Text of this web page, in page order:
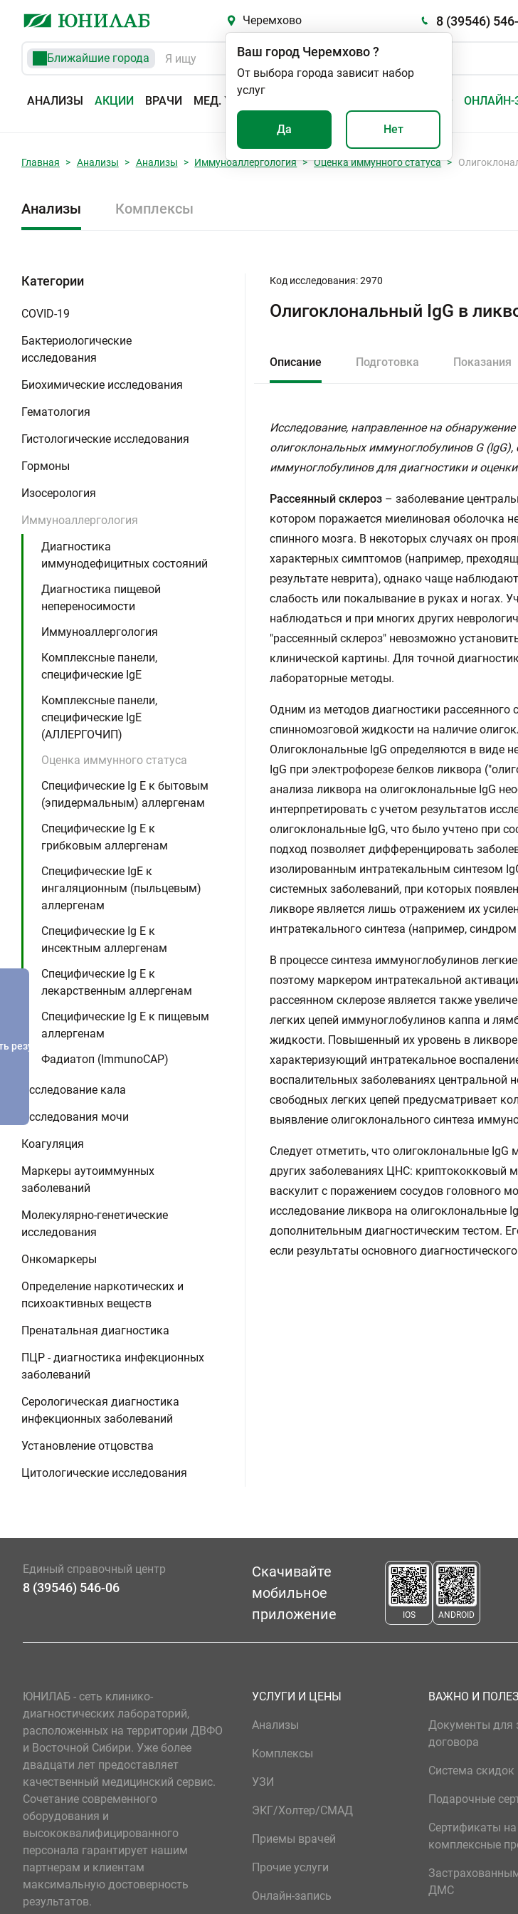
Черемхово 8 (39546)
Ближайшие города
АНАЛИЗЫ АКЦИИ ВРАЧИ МЕД. УСЛУГИ ОНЛАЙН-
Ваш город Черемхово?
От выбора города зависит набор
услуг
Да Нет
Главная Анализы Анализы Иммуноаллергология Оценка иммунного статуса
Анализы Комплексы
Категории
COVID-19
Бактериологические
исследования
Биохимические исследования
Гематология
Гистологические исследования
Гормоны
Изосерология
Иммуноаллергология
Диагностика
иммунодефицитных состояний
Диагностика пищевой
непереносимости
Иммуноаллергология
Комплексные панели,
специфические IgE
Комплексные панели,
специфические IgE
(АЛЛЕРГОЧИП)
Оценка иммунного статуса
Специфические Ig E к бытовым
(эпидермальным) аллергенам
Специфические Ig E к
грибковым аллергенам
Специфические IgE к
ингаляционным (пыльцевым)
аллергенам
Специфические Ig E к
инсектным аллергенам
Специфические Ig E к
лекарственным аллергенам
Специфические Ig E к пищевым
аллергенам
Фадиатоп (ImmunoCAP)
Исследование кала
Исследования мочи
Коагуляция
Маркеры аутоиммунных
заболеваний
Молекулярно-генетические
исследования
Онкомаркеры
Определение наркотических и
психоактивных веществ
Пренатальная диагностика
ПЦР - диагностика инфекционных
заболеваний
Серологическая диагностика
инфекционных заболеваний
Установление отцовства
Цитологические исследования
Код исследования: 2970
Олигоклональный IgG в
Описание Подготовка Показания
Исследование, направленное на
олигоклональных иммуноглобулинов G
иммуноглобулинов для диагностики и
Рассеянный склероз – заболевание
котором поражается миелиновая оболочка
спинного мозга. В некоторых случаях он
характерных симптомов (например,
результате неврита), однако чаще
слабость или покалывание в руках и ногах.
наблюдаться и при многих других
"рассеянный склероз" невозможно
клинической картины. Для точной
лабораторные методы.
Одним из методов диагностики рассеянного
спинномозговой жидкости на наличие
Олигоклональные IgG определяются в виде
IgG при электрофорезе белков ликвора
анализа ликвора на олигоклональные IgG
интерпретировать с учетом результатов
олигоклональные IgG, что было учтено при
подход позволяет дифференцировать
изолированным интратекальным синтезом
системных заболеваний, при которых
ликворе является лишь отражением их
интратекального синтеза (например,
В процессе синтеза иммуноглобулинов
поэтому маркером интратекальной
рассеянном склерозе является также
легких цепей иммуноглобулинов каппа и
жидкости. Повышенный их уровень в
характеризующий интратекальное
воспалительных заболеваниях центральной
свободных легких цепей предусматривает
выявление олигоклонального синтеза
Следует отметить, что олигоклональные
других заболеваниях ЦНС: криптококковый
васкулит с поражением сосудов головного
исследование ликвора на олигоклональные
дополнительным диагностическим тестом.
если результаты основного
результатов
Единый справочный центр
8 (39546) 546-06
Скачивайте
мобильное
приложение
IOS ANDROID
ЮНИЛАБ - сеть клинико-
диагностических лабораторий,
расположенных на территории ДВФО
и Восточной Сибири. Уже более
двадцати лет предоставляет
качественный медицинский сервис.
Сочетание современного
оборудования и
высококвалифицированного
персонала гарантирует нашим
партнерам и клиентам
максимальную достоверность
результатов.
УСЛУГИ И ЦЕНЫ
Анализы
Комплексы
УЗИ
ЭКГ/Холтер/СМАД
Приемы врачей
Прочие услуги
Онлайн-запись
ВАЖНО И
Документы для
договора
Система скидок
Подарочные
Сертификаты на
комплексные
ДМС